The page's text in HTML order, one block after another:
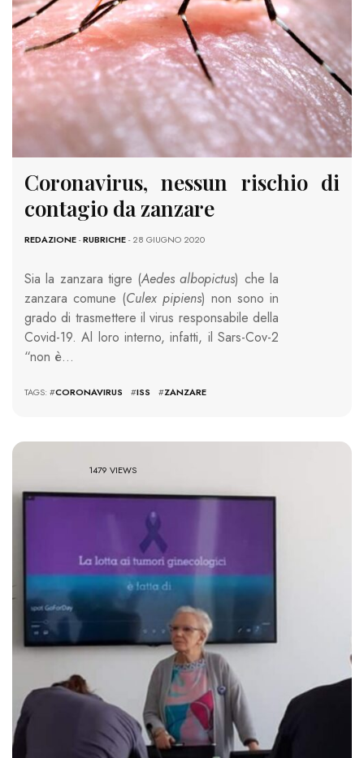
Coronavirus, nessun rischio di
contagio da zanzare
REDAZIONE-RUBRICHE- 28 GIUGNO 2020
Sia la zanzara tigre (Aedes albopictus) che la
zanzara comune (Culex pipiens) non sono in
grado di trasmettere il virus responsabile della
Covid-19. Al loro interno, infatti, il Sars-Cov-2
“non è…
TAGS: #CORONAVIRUS #ISS #ZANZARE
1479 VIEWS